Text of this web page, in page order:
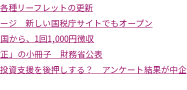
種リーフレットの更新
ジ 新しい国税庁サイトでもオープン
から、1回1,000円徴収
正」の小冊子 財務省公表
資支援を後押しする？ アンケート結果が中企